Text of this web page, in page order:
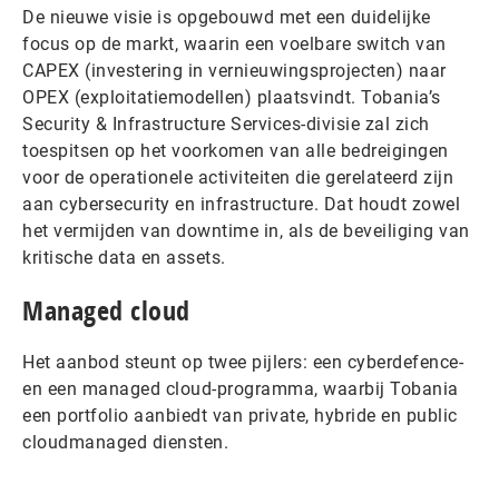
De nieuwe visie is opgebouwd met een duidelijke
focus op de markt, waarin een voelbare switch van
CAPEX (investering in vernieuwingsprojecten) naar
OPEX (exploitatiemodellen) plaatsvindt. Tobania’s
Security & Infrastructure Services-divisie zal zich
toespitsen op het voorkomen van alle bedreigingen
voor de operationele activiteiten die gerelateerd zijn
aan cybersecurity en infrastructure. Dat houdt zowel
het vermijden van downtime in, als de beveiliging van
kritische data en assets.
Managed cloud
Het aanbod steunt op twee pijlers: een cyberdefence-
en een managed cloud-programma, waarbij Tobania
een portfolio aanbiedt van private, hybride en public
cloudmanaged diensten.